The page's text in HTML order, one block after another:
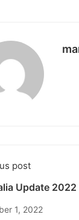
post
Update
1, 2022